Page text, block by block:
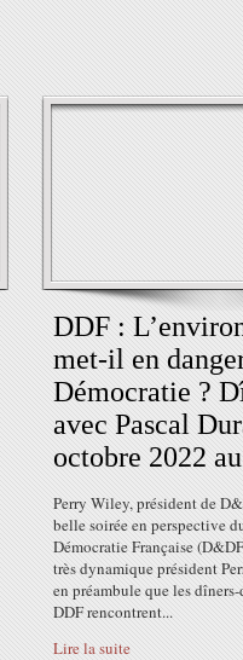
DDF :
met-il en
Démocratie ?
avec Pascal
octobre 2022
Perry Wiley, président de
belle soirée en perspective
Démocratie Française
très dynamique président
en préambule que les
DDF rencontrent...
Lire la suite